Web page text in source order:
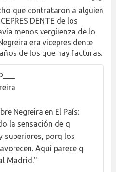
que contrataron a alguien
de los
menos vergüenza de lo
era vicepresidente
de los que hay facturas.
Negreira en El País:
la sensación de q
superiores, porq los
Aquí parece q
Madrid."